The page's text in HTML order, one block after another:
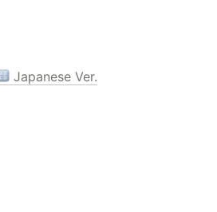
Japanese Ver.